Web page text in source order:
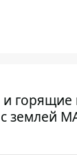
и
землей